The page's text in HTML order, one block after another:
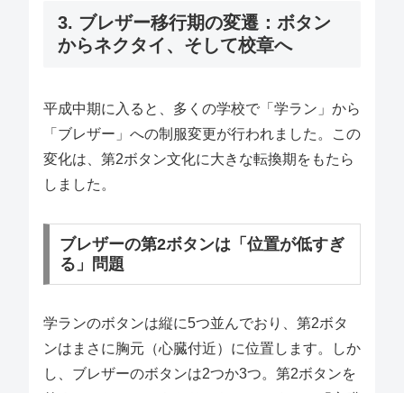
3. ブレザー移行期の変遷：ボタン
からネクタイ、そして校章へ
平成中期に入ると、多くの学校で「学ラン」から
「ブレザー」への制服変更が行われました。この
変化は、第2ボタン文化に大きな転換期をもたら
しました。
ブレザーの第2ボタンは「位置が低すぎ
る」問題
学ランのボタンは縦に5つ並んでおり、第2ボタ
ンはまさに胸元（心臓付近）に位置します。しか
し、ブレザーのボタンは2つか3つ。第2ボタンを